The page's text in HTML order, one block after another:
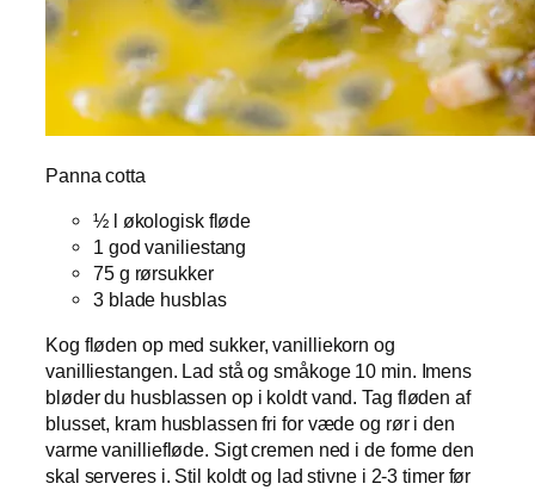
Panna cotta
½ l økologisk fløde
1 god vaniliestang
75 g rørsukker
3 blade husblas
Kog fløden op med sukker, vanilliekorn og
vanilliestangen. Lad stå og småkoge 10 min. Imens
bløder du husblassen op i koldt vand. Tag fløden af
blusset, kram husblassen fri for væde og rør i den
varme vanilliefløde. Sigt cremen ned i de forme den
skal serveres i. Stil koldt og lad stivne i 2-3 timer før